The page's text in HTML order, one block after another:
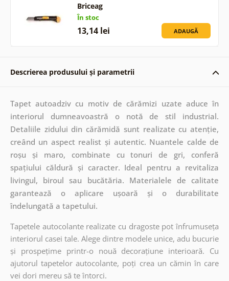
Briceag
În stoc
13,14 lei ADAUGĂ
Descrierea produsului și parametrii
Tapet autoadziv cu motiv de cărămizi uzate aduce în
interiorul dumneavoastră o notă de stil industrial.
Detaliile zidului din cărămidă sunt realizate cu atenție,
creând un aspect realist și autentic. Nuantele calde de
roșu și maro, combinate cu tonuri de gri, conferă
spațiului căldură și caracter. Ideal pentru a revitaliza
livingul, biroul sau bucătăria. Materialele de calitate
garantează o aplicare ușoară și o durabilitate
îndelungată a tapetului.
Tapetele autocolante realizate cu dragoste pot înfrumuseța
interiorul casei tale. Alege dintre modele unice, adu bucurie
și prospețime printr-o nouă decorațiune interioară. Cu
ajutorul tapetelor autocolante, poți crea un cămin în care
vei dori mereu să te întorci.